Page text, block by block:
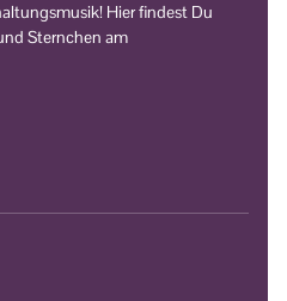
Hier findest Du
Sternchen am